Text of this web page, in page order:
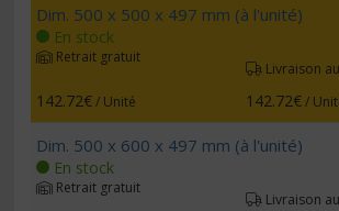
Dim. 500 x 500 x 497 mm (à l'unité)
En stock
Retrait gratuit
Livraison
142.72€/ Unité 142.72€/
Dim. 500 x 600 x 497 mm (à l'unité)
En stock
Retrait gratuit
Livraison